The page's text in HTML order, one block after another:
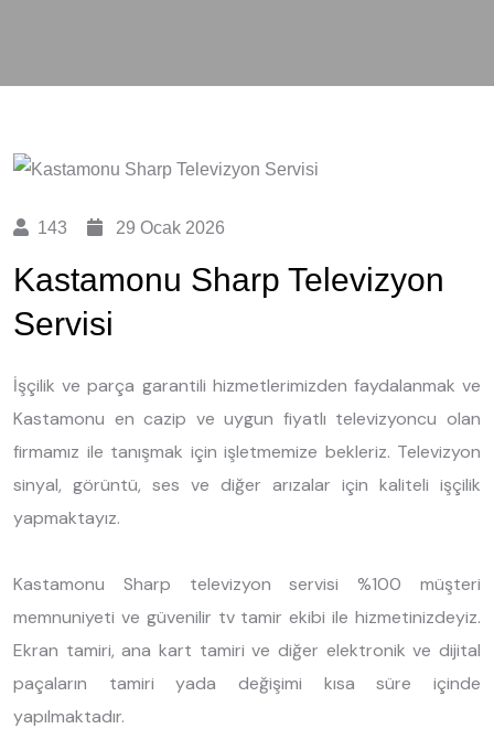
143 29 Ocak 2026
Kastamonu Sharp Televizyon
Servisi
İşçilik ve parça garantili hizmetlerimizden faydalanmak ve
Kastamonu en cazip ve uygun fiyatlı televizyoncu olan
firmamız ile tanışmak için işletmemize bekleriz. Televizyon
sinyal, görüntü, ses ve diğer arızalar için kaliteli işçilik
yapmaktayız.
Kastamonu Sharp televizyon servisi %100 müşteri
memnuniyeti ve güvenilir tv tamir ekibi ile hizmetinizdeyiz.
Ekran tamiri, ana kart tamiri ve diğer elektronik ve dijital
paçaların tamiri yada değişimi kısa süre içinde
yapılmaktadır.